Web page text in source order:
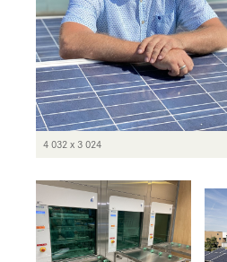
4 032 x 3 024